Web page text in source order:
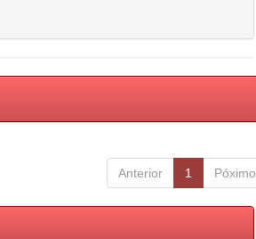
Anterior 1 Póximo